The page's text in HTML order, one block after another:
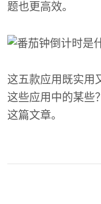
题也更高效。
这五款应用既实用
这些应用中的某些
这篇文章。